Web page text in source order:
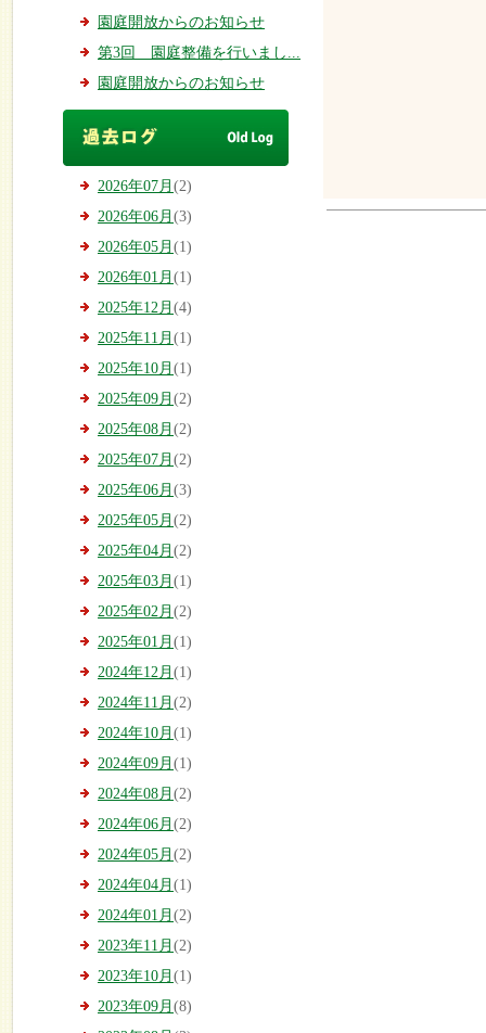
園庭開放からのお知らせ
第3回 園庭整備を行いまし...
園庭開放からのお知らせ
2026年07月 (2)
2026年06月 (3)
2026年05月 (1)
2026年01月 (1)
2025年12月 (4)
2025年11月 (1)
2025年10月 (1)
2025年09月 (2)
2025年08月 (2)
2025年07月 (2)
2025年06月 (3)
2025年05月 (2)
2025年04月 (2)
2025年03月 (1)
2025年02月 (2)
2025年01月 (1)
2024年12月 (1)
2024年11月 (2)
2024年10月 (1)
2024年09月 (1)
2024年08月 (2)
2024年06月 (2)
2024年05月 (2)
2024年04月 (1)
2024年01月 (2)
2023年11月 (2)
2023年10月 (1)
2023年09月 (8)